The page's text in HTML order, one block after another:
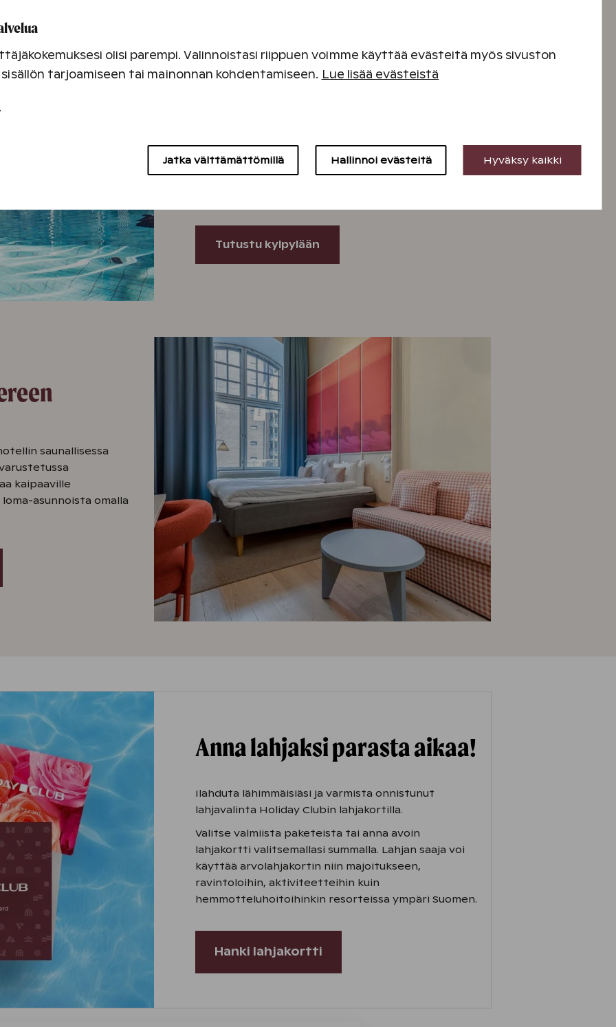
Kylpylä ja hoidot
Kylpylässä on pääaltaan lisäksi mm. useita
porealtaita, virtuaalivesijumppaa, kylmävesiallas,
lastenallas ja saunoja. Hemmotteluhetkistä pääset
Tutustu kylpylään
saunallisessa
kaipaaville
asunnoista omalla
Anna lahjaksi parasta aikaa!
Ilahduta lähimmäisiäsi ja varmista onnistunut
lahjavalinta Holiday Clubin lahjakortilla.
Valitse valmiista paketeista tai anna avoin
lahjakortti valitsemallasi summalla. Lahjan saaja voi
käyttää arvolahjakortin niin majoitukseen,
ravintoloihin, aktiviteetteihin kuin
hemmotteluhoitoihinkin resorteissa ympäri Suomen.
Hanki lahjakortti
olisi parempi. Valinnoistasi riippuen voimme käyttää evästeitä myös sivuston
tarjoamiseen tai mainonnan kohdentamiseen. Lue lisää evästeistä
Jatka välttämättömillä Hallinnoi evästeitä Hyväksy kaikki